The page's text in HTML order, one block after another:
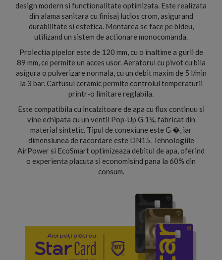
design modern si functionalitate optimizata. Este realizata
din alama sanitara cu finisaj lucios crom, asigurand
durabilitate si estetica. Montarea se face pe bideu,
utilizand un sistem de actionare monocomanda.
Proiectia pipelor este de 120 mm, cu o inaltime a gurii de
89 mm, ce permite un acces usor. Aeratorul cu pivot cu bila
asigura o pulverizare normala, cu un debit maxim de 5 l/min
la 3 bar. Cartusul ceramic permite controlul temperaturii
printr-o limitare reglabila.
Este compatibila cu incalzitoare de apa cu flux continuu si
vine echipata cu un ventil Pop-Up G 1¼, fabricat din
material sintetic. Tipul de conexiune este G �, iar
dimensiunea de racordare este DN15. Tehnologiile
AirPower si EcoSmart optimizeaza debitul de apa, oferind
o experienta placuta si economisind pana la 60% din
consum.